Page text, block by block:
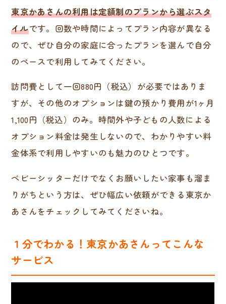
東京かあさんの利用は定額制のプランから選ぶスタ
イルです。回数や時間によってプラン内容が異なる
ので、ぜひ自分の家庭に合ったプランを選んで自分
のペースで利用してみてください。
訪問費として一回880円（税込）が必要ではありま
すが、その他のオプションは鍵の預かり費用が1ヶ月
1,100円（税込）のみ。時間外や子どもの人数による
オプション料金は発生しないので、わかりやすい料
金体系で利用しやすいのも魅力のひとつです。
ベビーシッターだけでなくお願いしたい家事も溜ま
りがちという方は、ぜひ幅広い依頼ができる東京か
あさんをチェックしてみてくださいね。
１分でわかる！東京かあさんってこんな
サービス